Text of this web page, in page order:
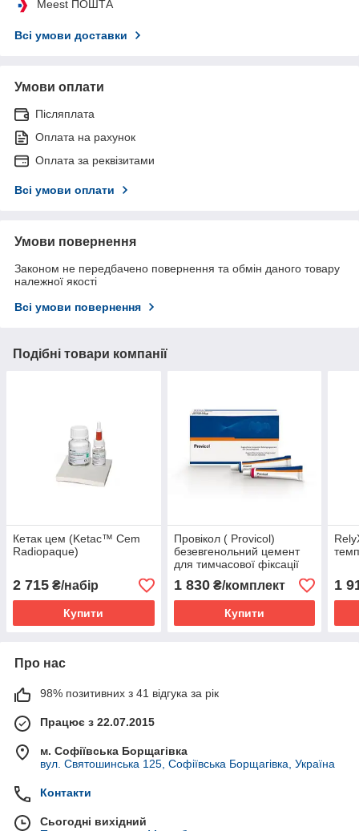
Meest ПОШТА
Всі умови доставки
Умови оплати
Післяплата
Оплата на рахунок
Оплата за реквізитами
Всі умови оплати
Умови повернення
Законом не передбачено повернення та обмін даного товару
належної якості
Всі умови повернення
Подібні товари компанії
Кетак цем (Ketac™ Cem
Radiopaque)
2 715 ₴/набір
Купити
Провікол ( Provicol)
безевгенольний цемент
для тимчасової фіксації
1 830₴/комплект
Купити
1
Про нас
98% позитивних з 41 відгука за рік
Працює з 22.07.2015
м. Софіївська Борщагівка
вул. Святошинська 125, Софіївська Борщагівка, Україна
Контакти
Сьогодні вихідний